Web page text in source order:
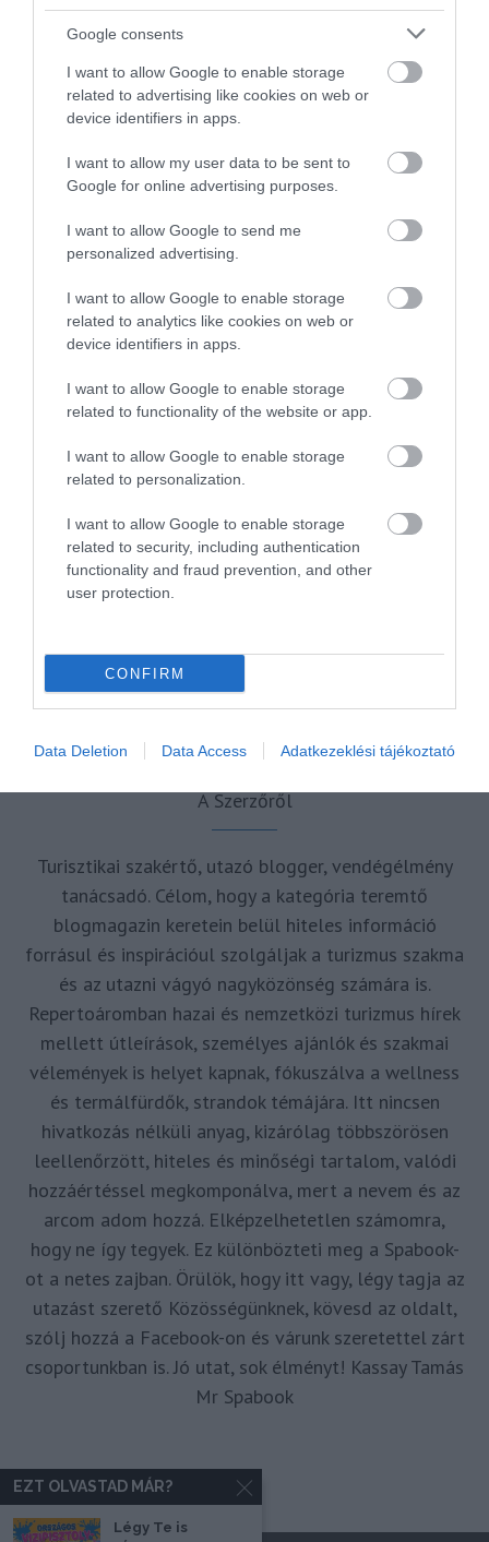
Google consents
I want to allow Google to enable storage
related to advertising like cookies on web or
device identifiers in apps.
I want to allow my user data to be sent to
Google for online advertising purposes.
I want to allow Google to send me
personalized advertising.
I want to allow Google to enable storage
related to analytics like cookies on web or
device identifiers in apps.
I want to allow Google to enable storage
related to functionality of the website or app.
I want to allow Google to enable storage
related to personalization.
I want to allow Google to enable storage
related to security, including authentication
functionality and fraud prevention, and other
user protection.
CONFIRM
Data Deletion Data Access Adatkezeklési tájékoztató
KÖZÖSSÉGÜNK TÉGED IS VÁR!
NÉZZ KÖRBE TÉMÁK SZERINT!
AIRBNB AJÁNLÓ AUSZTRIA BALATON BELFÖLDI TURIZMUS
BOOKING BUDAPEST
HOTEL
KARANTÉN KORONAVÍRUS KÍNA LÉGIKÖZLEKEDÉS
MAGYARORSZÁG MAGYARUL MISKOLC MISKOLCTAPOLCA MTÜ
OLASZORSZÁG PROGRAMAJÁNLÓ
REPÜLŐJÁRAT REPÜLŐTÉR RYANAIR STATISZTIKA STRAND
SZÁLLODA TERMÁL
VAKCINAÚTLEVÉL VIDEÓ
A Szerzőről
Turisztikai szakértő, utazó blogger, vendégélmény
tanácsadó. Célom, hogy a kategória teremtő
blogmagazin keretein belül hiteles információ
forrásul és inspirációul szolgáljak a turizmus szakma
és az utazni vágyó nagyközönség számára is.
Repertoáromban hazai és nemzetközi turizmus hírek
mellett útleírások, személyes ajánlók és szakmai
vélemények is helyet kapnak, fókuszálva a wellness
és termálfürdők, strandok témájára. Itt nincsen
hivatkozás nélküli anyag, kizárólag többszörösen
leellenőrzött, hiteles és minőségi tartalom, valódi
hozzáértéssel megkomponálva, mert a nevem és az
arcom adom hozzá. Elképzelhetetlen számomra,
hogy ne így tegyek. Ez különbözteti meg a Spabook-
ot a netes zajban. Örülök, hogy itt vagy, légy tagja az
utazást szerető Közösségünknek, kövesd az oldalt,
szólj hozzá a Facebook-on és várunk szeretettel zárt
csoportunkban is. Jó utat, sok élményt! Kassay Tamás
Mr Spabook
EZT OLVASTAD MÁR?
Légy Te is